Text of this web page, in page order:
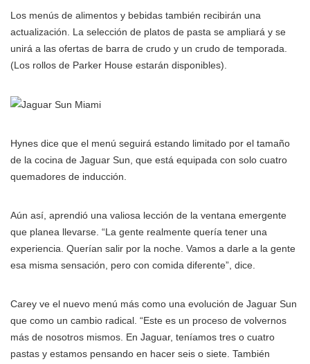
Los menús de alimentos y bebidas también recibirán una
actualización. La selección de platos de pasta se ampliará y se
unirá a las ofertas de barra de crudo y un crudo de temporada.
(Los rollos de Parker House estarán disponibles).
Hynes dice que el menú seguirá estando limitado por el tamaño
de la cocina de Jaguar Sun, que está equipada con solo cuatro
quemadores de inducción.
Aún así, aprendió una valiosa lección de la ventana emergente
que planea llevarse. “La gente realmente quería tener una
experiencia. Querían salir por la noche. Vamos a darle a la gente
esa misma sensación, pero con comida diferente”, dice.
Carey ve el nuevo menú más como una evolución de Jaguar Sun
que como un cambio radical. “Este es un proceso de volvernos
más de nosotros mismos. En Jaguar, teníamos tres o cuatro
pastas y estamos pensando en hacer seis o siete. También